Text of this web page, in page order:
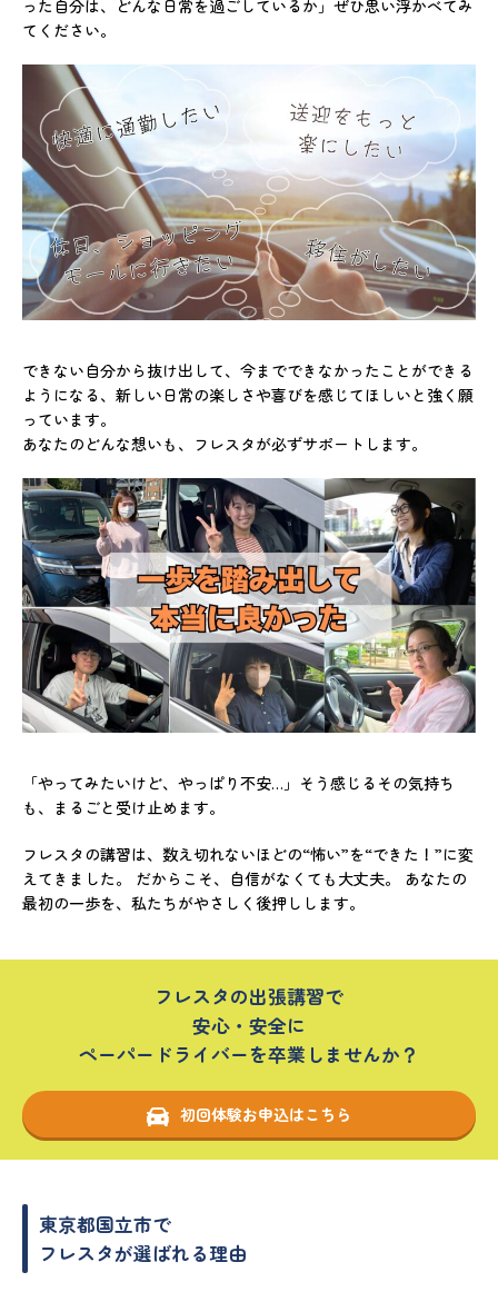
った自分は、どんな日常を過ごしているか」ぜひ思い浮かべてみ
てください。
できない自分から抜け出して、今までできなかったことができる
ようになる、新しい日常の楽しさや喜びを感じてほしいと強く願
っています。
あなたのどんな想いも、フレスタが必ずサポートします。
「やってみたいけど、やっぱり不安…」そう感じるその気持ち
も、まるごと受け止めます。
フレスタの講習は、数え切れないほどの“怖い”を“できた！”に変
えてきました。 だからこそ、自信がなくても大丈夫。 あなたの
最初の一歩を、私たちがやさしく後押しします。
フレスタの出張講習で
安心・安全に
ペーパードライバーを卒業しませんか？
初回体験お申込はこちら
東京都国立市で
フレスタが選ばれる理由